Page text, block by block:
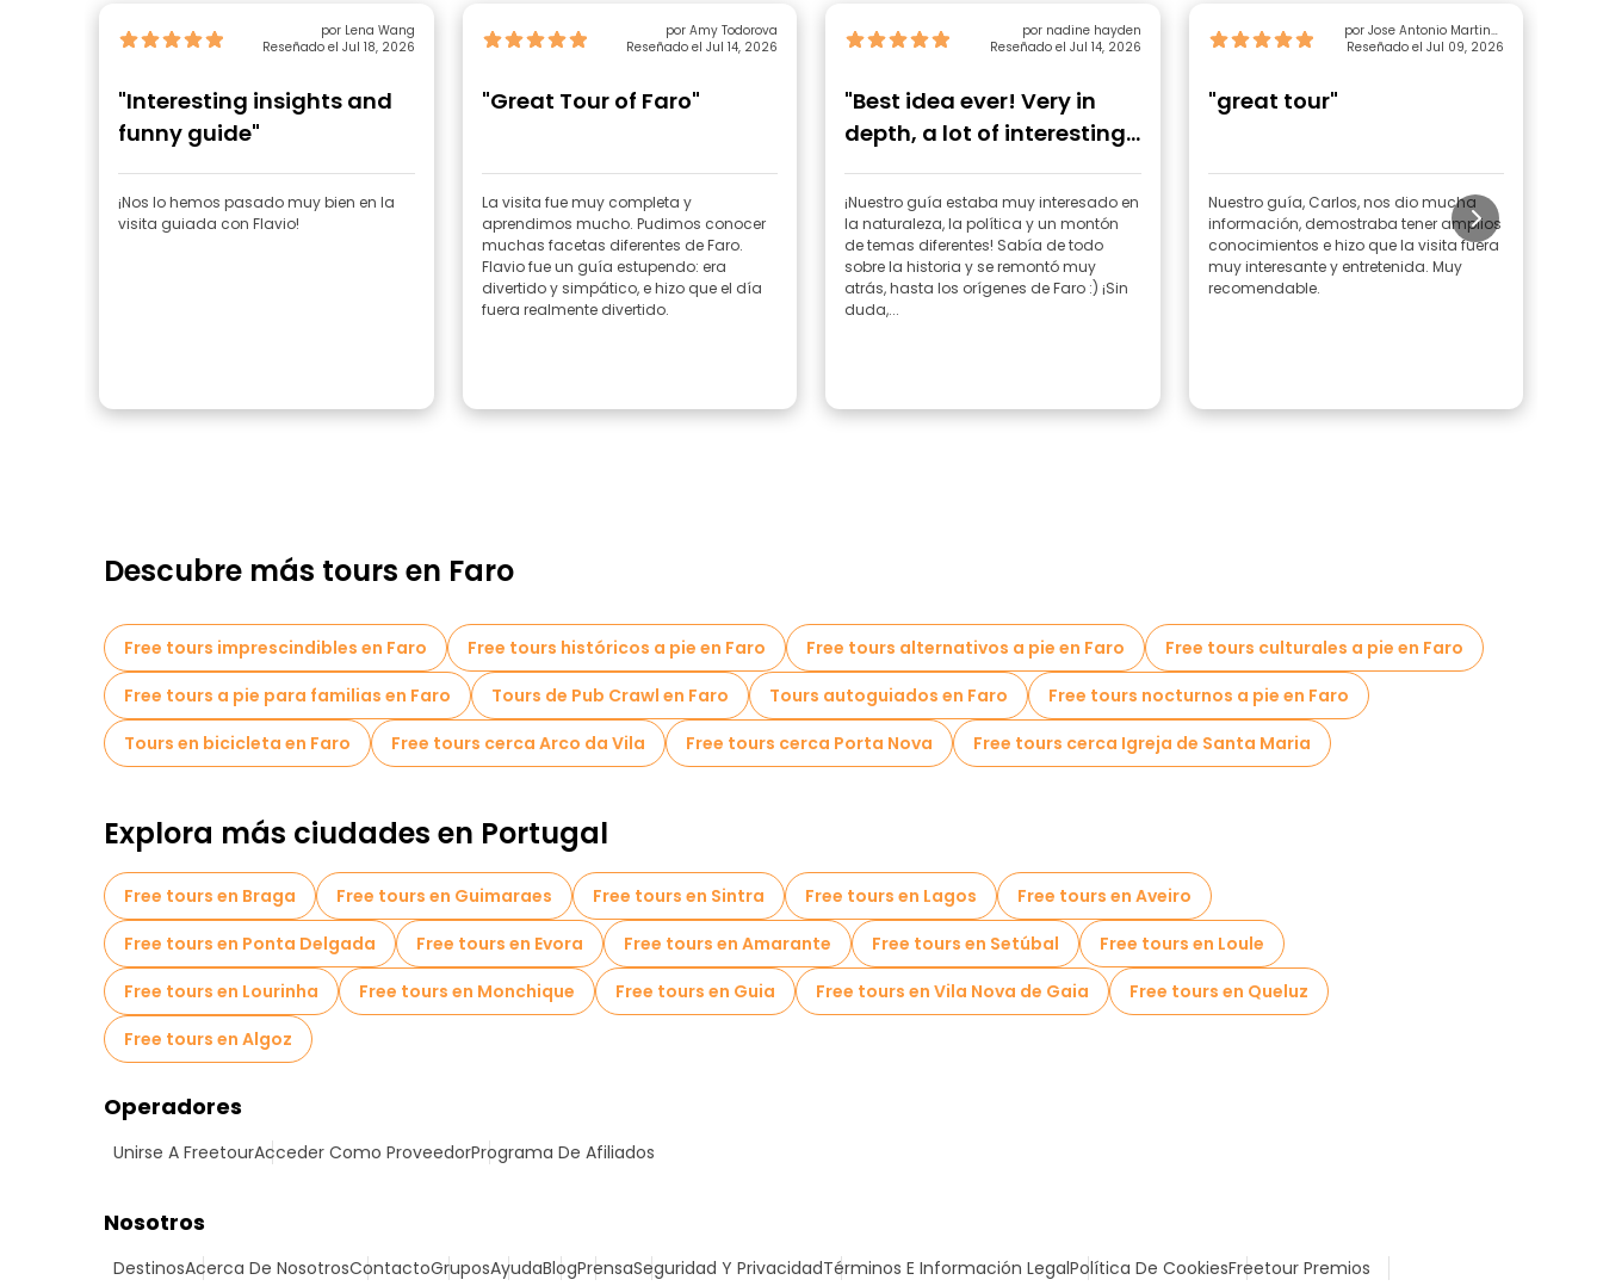
por Lena Wang
Reseñado el Jul 18, 2026
"Interesting insights and
funny guide"
¡Nos lo hemos pasado muy bien en la
visita guiada con Flavio!
por Amy Todorova
Reseñado el Jul 14, 2026
"Great Tour of Faro"
La visita fue muy completa y
aprendimos mucho. Pudimos conocer
muchas facetas diferentes de Faro.
Flavio fue un guía estupendo: era
divertido y simpático, e hizo que el día
fuera realmente divertido.
por nadine hayden
Reseñado el Jul 14, 2026
"Best idea ever! Very in
depth, a lot of interesting
history and"
¡Nuestro guía estaba muy interesado en
la naturaleza, la política y un montón
de temas diferentes! Sabía de todo
sobre la historia y se remontó muy
atrás, hasta los orígenes de Faro :) ¡Sin
duda,...
por Jose Antonio Martinez
Pino
Reseñado el Jul 09, 2026
"great tour"
Nuestro guía, Carlos, nos dio mucha
información, demostraba tener amplios
conocimientos e hizo que la visita fuera
muy interesante y entretenida. Muy
recomendable.
Descubre más tours en Faro
Free tours imprescindibles en Faro Free tours históricos a pie en Faro Free tours alternativos a pie en Faro
Free tours culturales a pie en Faro
Free tours a pie para familias en Faro
Tours de Pub Crawl en Faro Tours autoguiados en Faro
Free tours nocturnos a pie en Faro
Tours en bicicleta en Faro
Free tours cerca Arco da Vila Free tours cerca Porta Nova Free tours cerca Igreja de Santa Maria
Explora más ciudades en Portugal
Free tours en Braga Free tours en Guimaraes Free tours en Sintra Free tours en Lagos
Free tours en Aveiro
Free tours en Ponta Delgada
Free tours en Evora Free tours en Amarante Free tours en Setúbal
Free tours en Loule
Free tours en Lourinha
Free tours en Monchique Free tours en Guia Free tours en Vila Nova de Gaia
Free tours en Queluz
Free tours en Algoz
Operadores
Unirse A FreetourAcceder Como ProveedorPrograma De Afiliados
Nosotros
DestinosAcerca De NosotrosContactoGruposAyudaBlogPrensaSeguridad Y PrivacidadTérminos E Información LegalPolítica De CookiesFreetour Premios